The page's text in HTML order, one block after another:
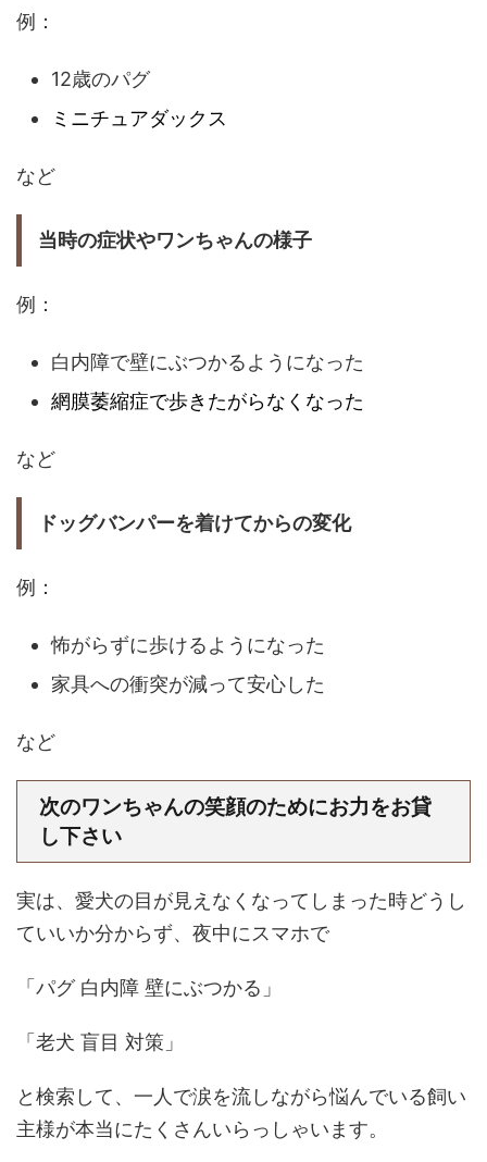
例：
12歳のパグ
ミニチュアダックス
など
当時の症状やワンちゃんの様子
例：
白内障で壁にぶつかるようになった
網膜萎縮症で歩きたがらなくなった
など
ドッグバンパーを着けてからの変化
例：
怖がらずに歩けるようになった
家具への衝突が減って安心した
など
次のワンちゃんの笑顔のためにお力をお貸
し下さい
実は、愛犬の目が見えなくなってしまった時どうし
ていいか分からず、夜中にスマホで
「パグ 白内障 壁にぶつかる」
「老犬 盲目 対策」
と検索して、一人で涙を流しながら悩んでいる飼い
主様が本当にたくさんいらっしゃいます。